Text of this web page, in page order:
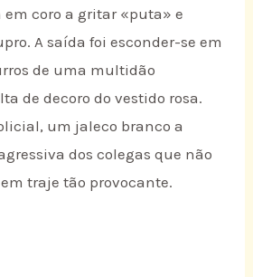
em coro a gritar «puta» e
A saída foi esconder-se em
de uma multidão
de decoro do vestido rosa.
um jaleco branco a
dos colegas que não
traje tão provocante.